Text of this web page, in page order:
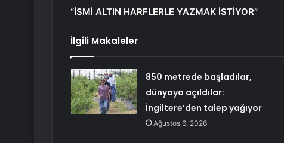
“İSMİ ALTIN ​​HARFLERLE YAZMAK İSTİYOR”
İlgili Makaleler
850 metrede başladılar,
dünyaya açıldılar:
İngiltere’den talep yağıyor
Ağustos 6, 2026